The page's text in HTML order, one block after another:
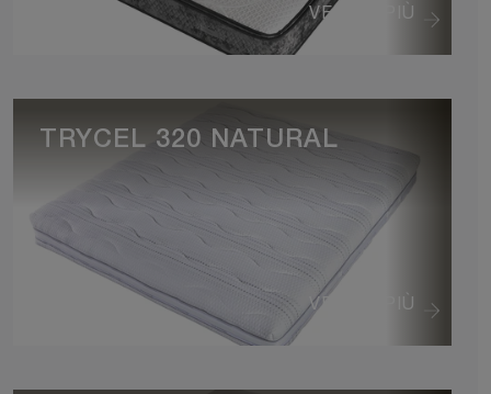
VEDI DI PIÙ
VEDI DI PIÙ
TRYCEL 320 NATURAL